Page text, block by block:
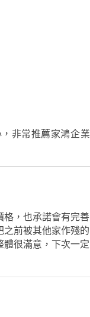
非常推薦家鴻企業
，也承諾會有完善
前被其他家作殘的
很滿意，下次一定